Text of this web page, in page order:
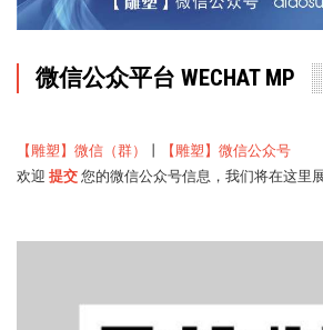
微信公众平台 WECHAT MP
【雕塑】微信（群） 丨
【雕塑】微信公众号
欢迎 提交 您的微信公众号信息，我们将在这里